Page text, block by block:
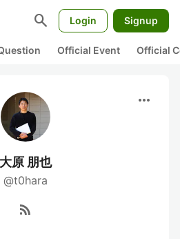
search Login Signup
Official Event Official
more_horiz
大原 朋也
@t0hara
rss_feed